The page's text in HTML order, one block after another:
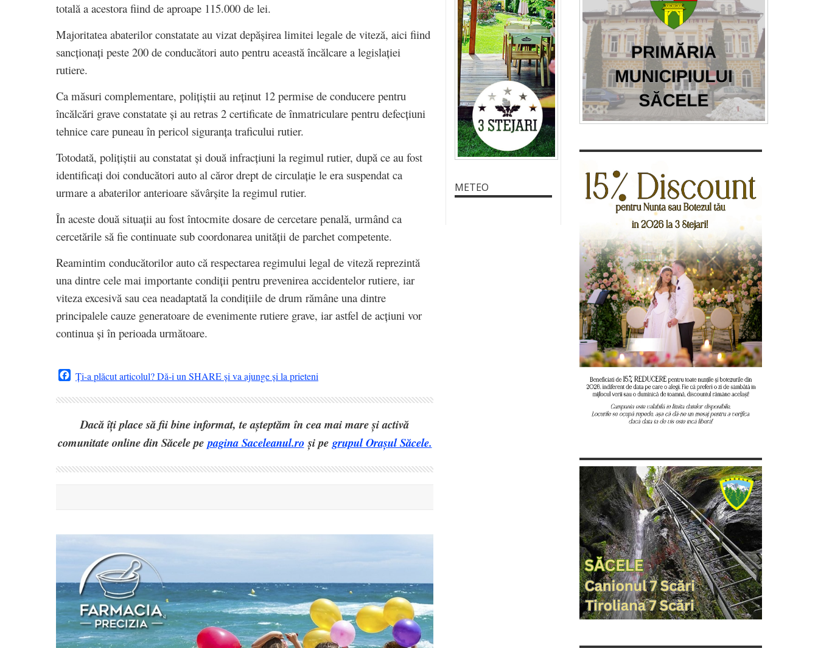
totală a acestora fiind de aproape 115.000 de lei.
Majoritatea abaterilor constatate au vizat depășirea limitei legale de viteză, aici fiind
sancționați peste 200 de conducători auto pentru această încălcare a legislației
rutiere.
Ca măsuri complementare, polițiștii au reținut 12 permise de conducere pentru
încălcări grave constatate și au retras 2 certificate de înmatriculare pentru defecțiuni
tehnice care puneau în pericol siguranța traficului rutier.
Totodată, polițiștii au constatat și două infracțiuni la regimul rutier, după ce au fost
identificați doi conducători auto al căror drept de circulație le era suspendat ca
urmare a abaterilor anterioare săvârșite la regimul rutier.
În aceste două situații au fost întocmite dosare de cercetare penală, urmând ca
cercetările să fie continuate sub coordonarea unității de parchet competente.
Reamintim conducătorilor auto că respectarea regimului legal de viteză reprezintă
una dintre cele mai importante condiții pentru prevenirea accidentelor rutiere, iar
viteza excesivă sau cea neadaptată la condițiile de drum rămâne una dintre
principalele cauze generatoare de evenimente rutiere grave, iar astfel de acțiuni vor
continua și în perioada următoare.
Facebook
Ți-a plăcut articolul? Dă-i un SHARE și va ajunge și la prieteni
Dacă îți place să fii bine informat, te așteptăm în cea mai mare și activă
comunitate online din Săcele pepagina Saceleanul.roși pe grupul Orașul Săcele.
METEO